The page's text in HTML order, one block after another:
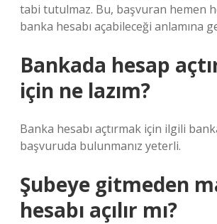
tabi tutulmaz. Bu, başvuran hemen
banka hesabı açabileceği anlamına
Bankada hesap
için ne lazım?
Banka hesabı açtırmak için ilgili
başvuruda bulunmanız yeterli.
Şubeye gitmeden
hesabı açılır mı?